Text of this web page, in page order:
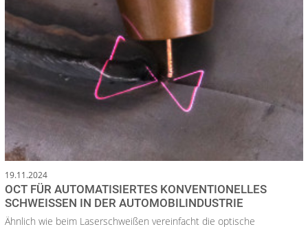
19.11.2024
OCT FÜR AUTOMATISIERTES KONVENTIONELLES
SCHWEISSEN IN DER AUTOMOBILINDUSTRIE
Ähnlich wie beim Laserschweißen vereinfacht die optische